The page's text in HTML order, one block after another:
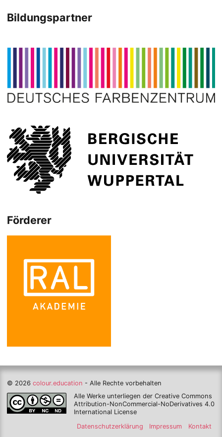
Bildungspartner
Förderer
© 2026 colour.education - Alle Rechte vorbehalten
Alle Werke unterliegen der Creative Commons
Attribution-NonCommercial-NoDerivatives 4.0
International License
Datenschutzerklärung
Impressum Kontakt